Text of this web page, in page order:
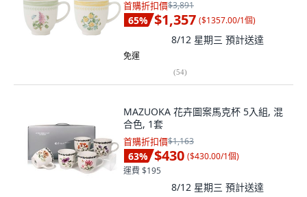
首購折扣價$3,891
65% $1,357 ($1357.00/1個)
8/12 星期三 預計送達
免運
(54)
MAZUOKA 花卉圖案馬克杯 5入組, 混
合色, 1套
首購折扣價$1,163
63% $430 ($430.00/1個)
運費 $195
8/12 星期三 預計送達